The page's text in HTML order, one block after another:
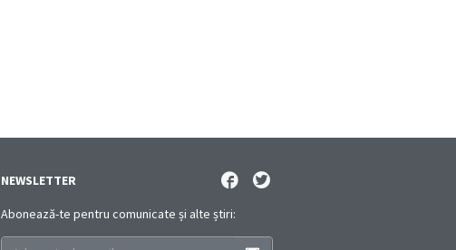
NEWSLETTER
Abonează-te pentru comunicate și alte știri: